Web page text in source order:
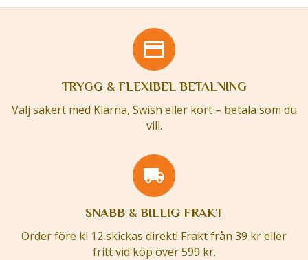
TRYGG & FLEXIBEL BETALNING
Välj säkert med Klarna, Swish eller kort – betala som du
vill.
SNABB & BILLIG FRAKT
Order före kl 12 skickas direkt! Frakt från 39 kr eller
fritt vid köp över 599 kr.